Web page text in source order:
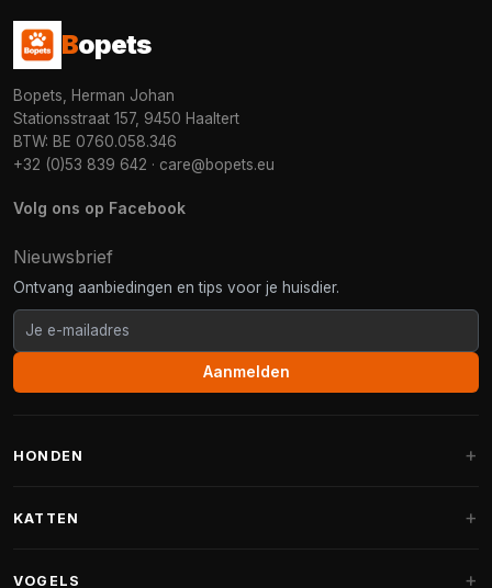
Bopets
Bopets, Herman Johan
Stationsstraat 157, 9450 Haaltert
BTW: BE 0760.058.346
+32 (0)53 839 642 · care@bopets.eu
Volg ons op Facebook
Nieuwsbrief
Ontvang aanbiedingen en tips voor je huisdier.
Aanmelden
HONDEN
KATTEN
VOGELS